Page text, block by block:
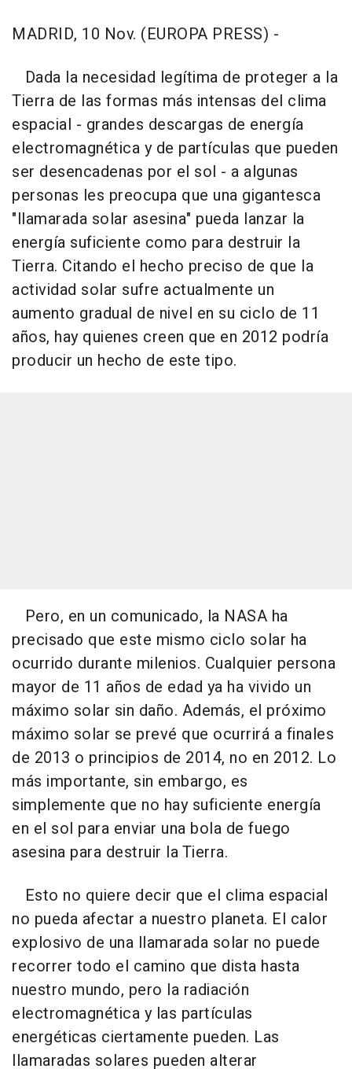
MADRID, 10 Nov. (EUROPA PRESS) -
Dada la necesidad legítima de proteger a la
Tierra de las formas más intensas del clima
espacial - grandes descargas de energía
electromagnética y de partículas que pueden
ser desencadenas por el sol - a algunas
personas les preocupa que una gigantesca
"llamarada solar asesina" pueda lanzar la
energía suficiente como para destruir la
Tierra. Citando el hecho preciso de que la
actividad solar sufre actualmente un
aumento gradual de nivel en su ciclo de 11
años, hay quienes creen que en 2012 podría
producir un hecho de este tipo.
Pero, en un comunicado, la NASA ha
precisado que este mismo ciclo solar ha
ocurrido durante milenios. Cualquier persona
mayor de 11 años de edad ya ha vivido un
máximo solar sin daño. Además, el próximo
máximo solar se prevé que ocurrirá a finales
de 2013 o principios de 2014, no en 2012. Lo
más importante, sin embargo, es
simplemente que no hay suficiente energía
en el sol para enviar una bola de fuego
asesina para destruir la Tierra.
Esto no quiere decir que el clima espacial
no pueda afectar a nuestro planeta. El calor
explosivo de una llamarada solar no puede
recorrer todo el camino que dista hasta
nuestro mundo, pero la radiación
electromagnética y las partículas
energéticas ciertamente pueden. Las
llamaradas solares pueden alterar